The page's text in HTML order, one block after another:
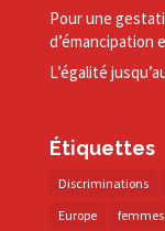
Pour une
d’émancipation
L’égalité
Étiquettes
Discriminations
Europe
femmes